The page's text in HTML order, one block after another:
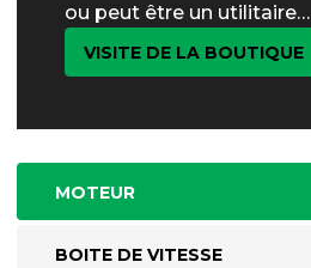
ou peut être un utilitaire…
VISITE DE LA BOUTIQUE
MOTEUR
BOITE DE VITESSE